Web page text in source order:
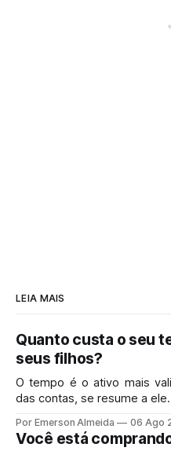
LEIA MAIS
Quanto custa o seu
seus filhos?
O tempo é o ativo mais
das contas, se resume a ele.
Por Emerson Almeida 06 Ago
Você está